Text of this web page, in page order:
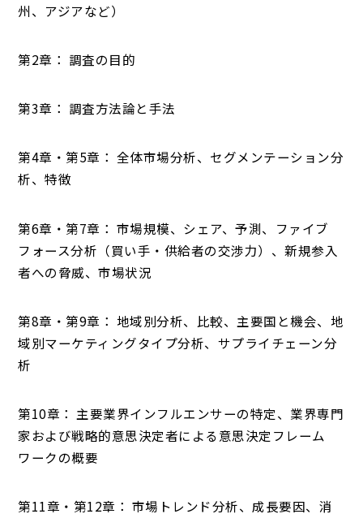
州、アジアなど）
第2章： 調査の目的
第3章： 調査方法論と手法
第4章・第5章： 全体市場分析、セグメンテーション分
析、特徴
第6章・第7章： 市場規模、シェア、予測、ファイブ
フォース分析（買い手・供給者の交渉力）、新規参入
者への脅威、市場状況
第8章・第9章： 地域別分析、比較、主要国と機会、地
域別マーケティングタイプ分析、サプライチェーン分
析
第10章： 主要業界インフルエンサーの特定、業界専門
家および戦略的意思決定者による意思決定フレーム
ワークの概要
第11章・第12章： 市場トレンド分析、成長要因、消